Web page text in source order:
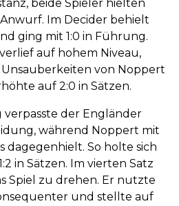
beide Spieler hielten
Im Decider behielt
ging mit 1:0 in Führung.
auf hohem Niveau,
von Noppert
auf 2:0 in Sätzen.
der Engländer
während Noppert mit
dagegenhielt. So holte sich
in Sätzen. Im vierten Satz
Spiel zu drehen. Er nutzte
und stellte auf